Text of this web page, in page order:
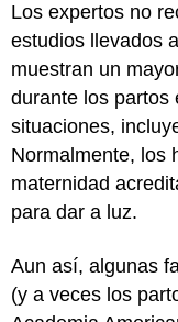
Los expertos no
estudios llevados
muestran un
durante los partos
situaciones,
Normalmente, los
maternidad
para dar a luz.
Aun así, algunas
(y a veces los